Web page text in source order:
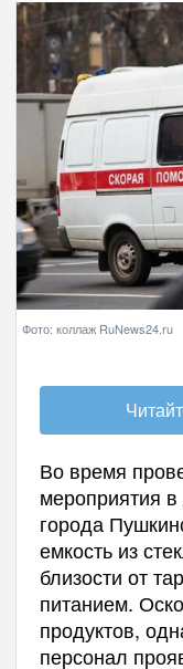
Фото: коллаж RuNews24.ru
Во время
мероприятия
города
емкость из
близости от
питанием.
продуктов,
персонал